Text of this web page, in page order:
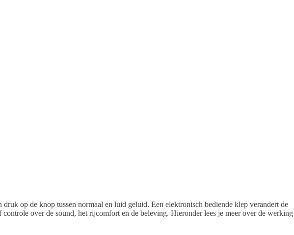
op de knop tussen normaal en luid geluid. Een elektronisch bediende klep verandert de
over de sound, het rijcomfort en de beleving. Hieronder lees je meer over de werking